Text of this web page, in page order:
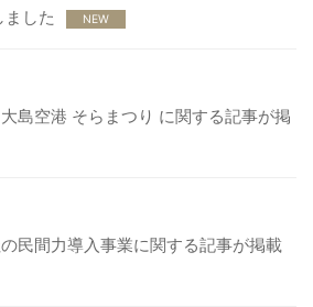
した
NEW
島空港 そらまつり に関する記事が掲
の民間力導入事業に関する記事が掲載